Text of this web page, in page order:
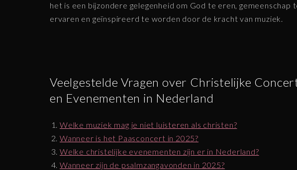
het is een bijzondere gelegenheid om God te eren, gemeenschap
ervaren en geïnspireerd te worden door de kracht van muziek.
Veelgestelde Vragen over Christelijke
en Evenementen in Nederland
Welke muziek mag je niet luisteren als christen?
Wanneer is het Paasconcert in 2025?
Welke christelijke evenementen zijn er in Nederland?
Wanneer zijn de psalmzangavonden in 2025?